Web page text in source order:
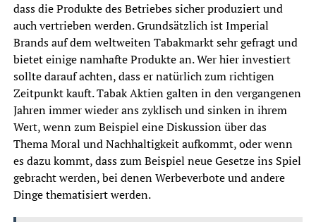
dass die Produkte des Betriebes sicher produziert und
auch vertrieben werden. Grundsätzlich ist Imperial
Brands auf dem weltweiten Tabakmarkt sehr gefragt und
bietet einige namhafte Produkte an. Wer hier investiert
sollte darauf achten, dass er natürlich zum richtigen
Zeitpunkt kauft. Tabak Aktien galten in den vergangenen
Jahren immer wieder ans zyklisch und sinken in ihrem
Wert, wenn zum Beispiel eine Diskussion über das
Thema Moral und Nachhaltigkeit aufkommt, oder wenn
es dazu kommt, dass zum Beispiel neue Gesetze ins Spiel
gebracht werden, bei denen Werbeverbote und andere
Dinge thematisiert werden.